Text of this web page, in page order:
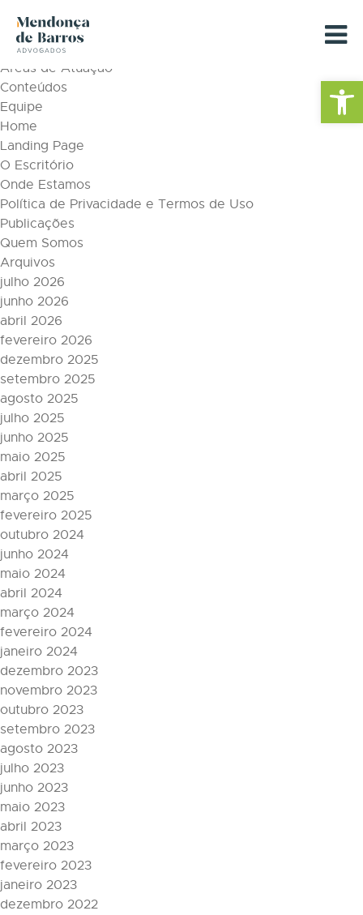
Barra de
Páginas
Áreas de Atuação
Conteúdos
Equipe
Home
Landing Page
O Escritório
Onde Estamos
Política de Privacidade e Termos de Uso
Publicações
Quem Somos
Arquivos
julho 2026
junho 2026
abril 2026
fevereiro 2026
dezembro 2025
setembro 2025
agosto 2025
julho 2025
junho 2025
maio 2025
abril 2025
março 2025
fevereiro 2025
outubro 2024
junho 2024
maio 2024
abril 2024
março 2024
fevereiro 2024
janeiro 2024
dezembro 2023
novembro 2023
outubro 2023
setembro 2023
agosto 2023
julho 2023
junho 2023
maio 2023
abril 2023
março 2023
fevereiro 2023
janeiro 2023
dezembro 2022